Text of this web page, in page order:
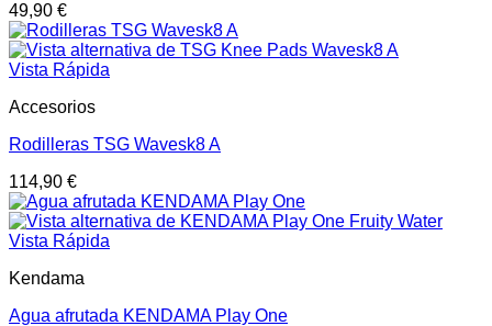
49,90 €
Vista Rápida
Accesorios
Rodilleras TSG Wavesk8 A
114,90 €
Vista Rápida
Kendama
Agua afrutada KENDAMA Play One